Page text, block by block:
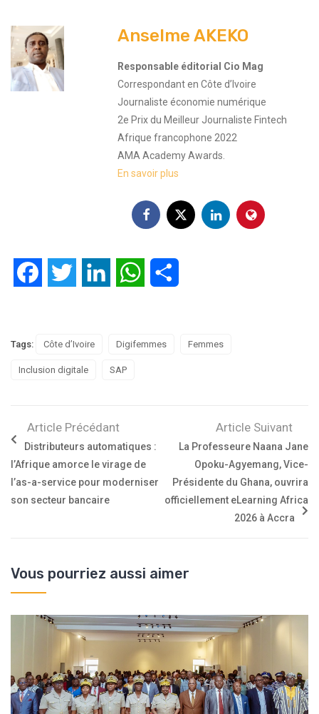
Anselme AKEKO
Responsable éditorial Cio Mag
Correspondant en Côte d’Ivoire
Journaliste économie numérique
2e Prix du Meilleur Journaliste Fintech
Afrique francophone 2022
AMA Academy Awards.
En savoir plus
FacebookTwitter LinkedIn WhatsApp
Tags: Côte d’Ivoire Digifemmes Femmes
Inclusion digitale SAP
Article Précédant
Distributeurs automatiques :
l’Afrique amorce le virage de
l’as-a-service pour moderniser
son secteur bancaire
Article Suivant
La Professeure Naana Jane
Opoku-Agyemang, Vice-
Présidente du Ghana, ouvrira
officiellement eLearning Africa
2026 à Accra
Vous pourriez aussi aimer